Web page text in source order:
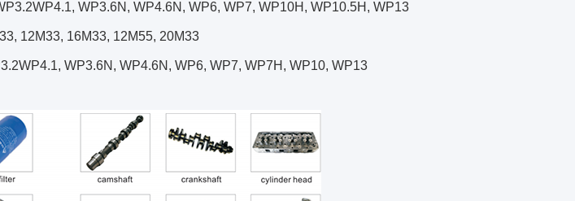
WP3.6N, WP4.6N, WP6, WP7, WP10H, WP10.5H, WP13
12M33, 16M33, 12M55, 20M33
WP3.6N, WP4.6N, WP6, WP7, WP7H, WP10, WP13